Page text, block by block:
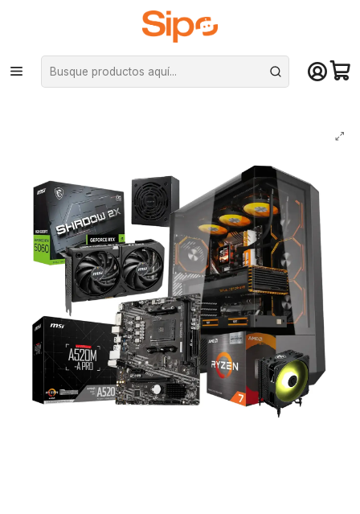
¡Compra hasta mediodía y recibe hoy! De lunes a sábado en el gran
Santiago. Envío gratis desde $29.990
Inicio Marcas MSI
Kit Ensamble: Ryzen 7 5700X + RTX 5060 8G + A520 + 750W + DY460
ATX